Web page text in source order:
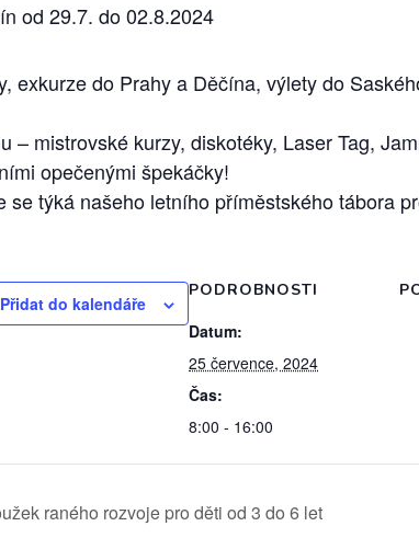
od 29.7. do 02.8.2024
exkurze do Prahy a Děčína, výlety do
– mistrovské kurzy, diskotéky, Laser Tag,
opečenými špekáčky!
se týká našeho letního příměstského tábora
Přidat do kalendáře
PODROBNOSTI
Datum:
25 července, 2024
Čas:
8:00 - 16:00
raného rozvoje pro děti od 3 do 6 let